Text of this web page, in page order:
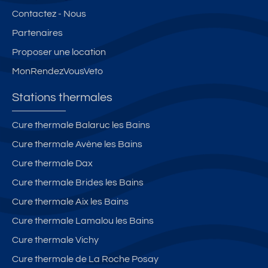
Contactez - Nous
Partenaires
Proposer une location
MonRendezVousVeto
Stations thermales
Cure thermale Balaruc les Bains
Cure thermale Avène les Bains
Cure thermale Dax
Cure thermale Brides les Bains
Cure thermale Aix les Bains
Cure thermale Lamalou les Bains
Cure thermale Vichy
Cure thermale de La Roche Posay